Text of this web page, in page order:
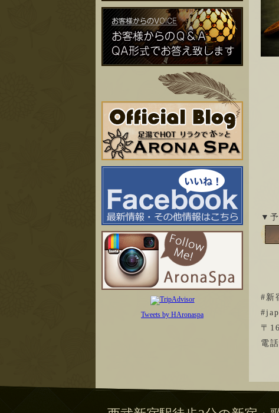
▼
#新
〒
電
Tweets by HAronaspa